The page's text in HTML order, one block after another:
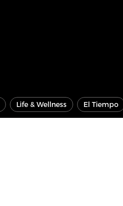
Life & Wellness El Tiempo